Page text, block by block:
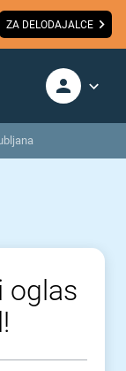
ZA DELODAJALCE
oglas